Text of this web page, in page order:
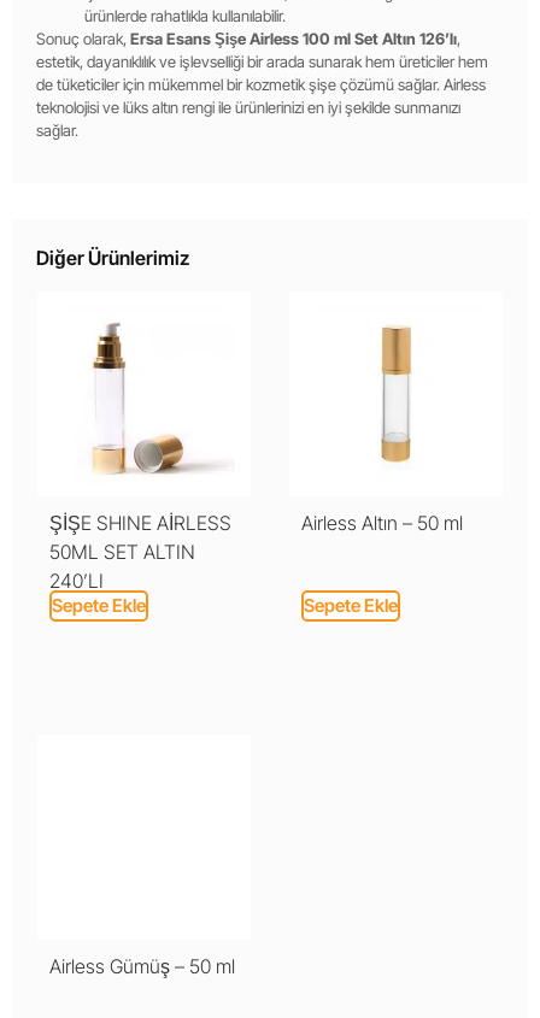
ürünlerde rahatlıkla kullanılabilir.
Sonuç olarak, Ersa Esans Şişe Airless 100 ml Set Altın 126’lı,
estetik, dayanıklılık ve işlevselliği bir arada sunarak hem üreticiler hem
de tüketiciler için mükemmel bir kozmetik şişe çözümü sağlar. Airless
teknolojisi ve lüks altın rengi ile ürünlerinizi en iyi şekilde sunmanızı
sağlar.
Diğer Ürünlerimiz
ŞİŞE SHINE AİRLESS
50ML SET ALTIN
240’LI
Sepete Ekle
Airless Altın – 50 ml
Sepete Ekle
Airless Gümüş – 50 ml